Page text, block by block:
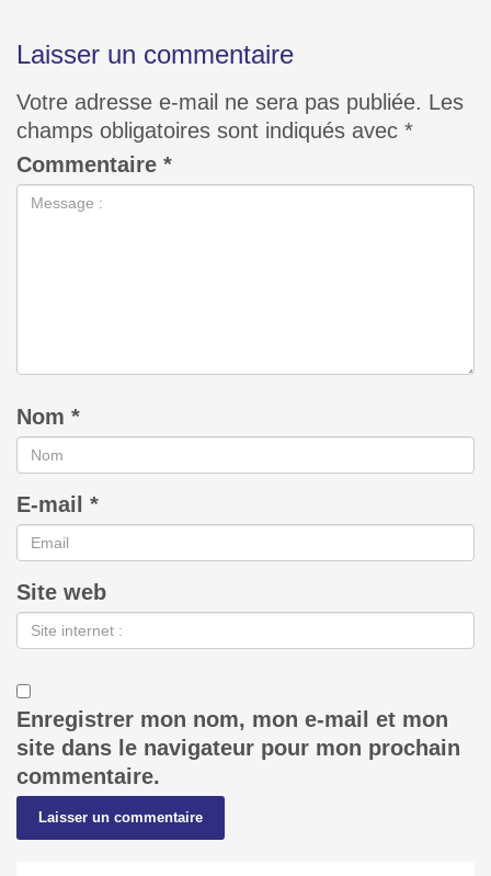
Laisser un commentaire
Votre adresse e-mail ne sera pas publiée. Les
champs obligatoires sont indiqués avec *
Commentaire *
Nom *
E-mail *
Site web
Enregistrer mon nom, mon e-mail et mon
site dans le navigateur pour mon prochain
commentaire.